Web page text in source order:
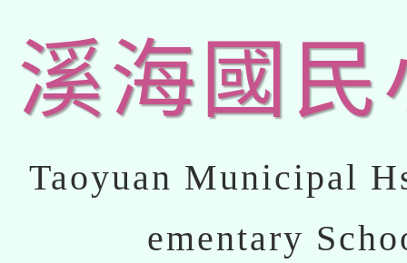
溪海國民
Taoyuan Municipal
ementary